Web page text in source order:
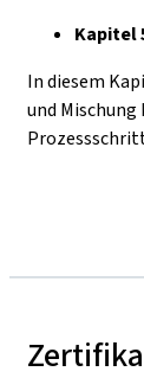
Kapitel
In diesem
und